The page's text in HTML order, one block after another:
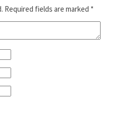
Required fields are marked *